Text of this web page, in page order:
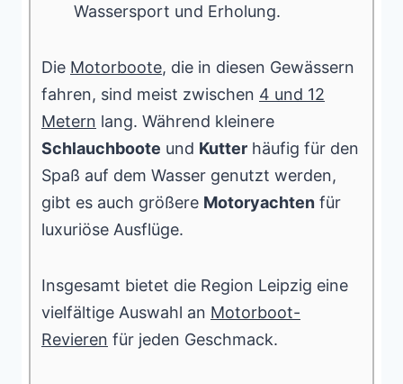
Wassersport und Erholung.
Die Motorboote, die in diesen Gewässern
fahren, sind meist zwischen 4 und 12
Metern lang. Während kleinere
Schlauchboote und Kutter häufig für den
Spaß auf dem Wasser genutzt werden,
gibt es auch größere Motoryachten für
luxuriöse Ausflüge.
Insgesamt bietet die Region Leipzig eine
vielfältige Auswahl an Motorboot-
Revieren für jeden Geschmack.